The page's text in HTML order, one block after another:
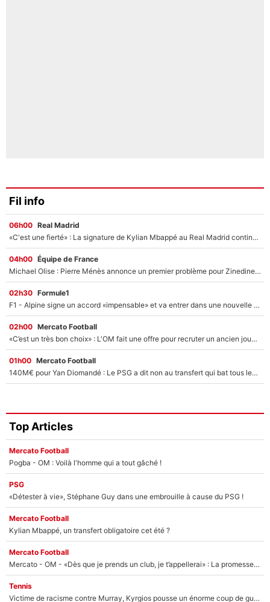
Fil info
06h00 Real Madrid
«C'est une fierté» : La signature de Kylian Mbappé au Real Madrid continue de régaler l'Espagne
04h00 Équipe de France
Michael Olise : Pierre Ménès annonce un premier problème pour Zinedine Zidane en équipe de France
02h30 Formule1
F1 - Alpine signe un accord «impensable» et va entrer dans une nouvelle dimension : Grande nouvelle pour Pierre Gasly !
02h00 Mercato Football
«C’est un très bon choix» : L'OM fait une offre pour recruter un ancien joueur du PSG... et c'est validé dans l'After Foot !
01h00 Mercato Football
140M€ pour Yan Diomandé : Le PSG a dit non au transfert qui bat tous les records sur le mercato
Top Articles
Mercato Football
Pogba - OM : Voilà l'homme qui a tout gâché !
PSG
«Détester à vie», Stéphane Guy dans une embrouille à cause du PSG !
Mercato Football
Kylian Mbappé, un transfert obligatoire cet été ?
Mercato Football
Mercato - OM - «Dès que je prends un club, je t’appellerai» : La promesse de Marcelino au moment de claquer la porte
Tennis
Victime de racisme contre Murray, Kyrgios pousse un énorme coup de gueule !